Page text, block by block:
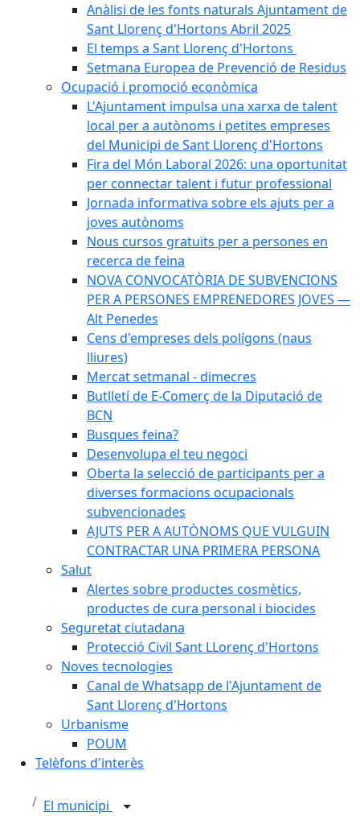
Anàlisi de les fonts naturals Ajuntament de
Sant Llorenç d'Hortons Abril 2025
El temps a Sant Llorenç d'Hortons
Setmana Europea de Prevenció de Residus
Ocupació i promoció econòmica
L'Ajuntament impulsa una xarxa de talent
local per a autònoms i petites empreses
del Municipi de Sant Llorenç d'Hortons
Fira del Món Laboral 2026: una oportunitat
per connectar talent i futur professional
Jornada informativa sobre els ajuts per a
joves autònoms
Nous cursos gratuïts per a persones en
recerca de feina
NOVA CONVOCATÒRIA DE SUBVENCIONS
PER A PERSONES EMPRENEDORES JOVES —
Alt Penedes
Cens d'empreses dels polígons (naus
lliures)
Mercat setmanal - dimecres
Butlletí de E-Comerç de la Diputació de
BCN
Busques feina?
Desenvolupa el teu negoci
Oberta la selecció de participants per a
diverses formacions ocupacionals
subvencionades
AJUTS PER A AUTÒNOMS QUE VULGUIN
CONTRACTAR UNA PRIMERA PERSONA
Salut
Alertes sobre productes cosmètics,
productes de cura personal i biocides
Seguretat ciutadana
Protecció Civil Sant LLorenç d'Hortons
Noves tecnologies
Canal de Whatsapp de l'Ajuntament de
Sant Llorenç d'Hortons
Urbanisme
POUM
Telèfons d'interès
El municipi